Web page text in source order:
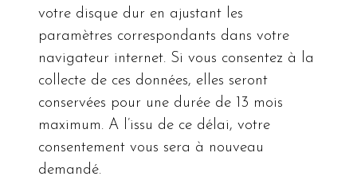
votre disque dur en ajustant les
paramètres correspondants dans votre
navigateur internet. Si vous consentez à la
collecte de ces données, elles seront
conservées pour une durée de 13 mois
maximum. A l’issu de ce délai, votre
consentement vous sera à nouveau
demandé.